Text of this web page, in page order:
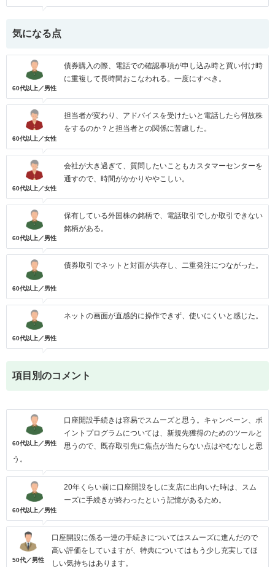
気になる点
60代以上／男性
債券購入の際、電話での確認事項が申し込み時と買い付け時
に重複して長時間おこなわれる。一度にすべき。
60代以上／女性
担当者が変わり、アドバイスを受けたいと電話したら何故株
をするのか？と担当者との関係に苦慮した。
60代以上／女性
会社が大き過ぎて、質問したいこともカスタマーセンターを
通すので、時間がかかりややこしい。
60代以上／男性
保有している外国株の銘柄で、電話取引でしか取引できない
銘柄がある。
60代以上／男性
債券取引でネットと対面が共存し、二重発注につながった。
60代以上／男性
ネットの画面が直感的に操作できず、使いにくいと感じた。
項目別のコメント
60代以上／男性
口座開設手続きは容易でスムーズと思う。キャンペーン、ポ
イントプログラムについては、新規先獲得のためのツールと
思うので、既存取引先に焦点が当たらない点はやむなしと思
う。
60代以上／男性
20年くらい前に口座開設をしに支店に出向いた時は、スム
ーズに手続きが終わったという記憶があるため。
50代／男性
口座開設に係る一連の手続きについてはスムーズに進んだので
高い評価をしていますが、特典についてはもう少し充実してほ
しい気持ちはあります。